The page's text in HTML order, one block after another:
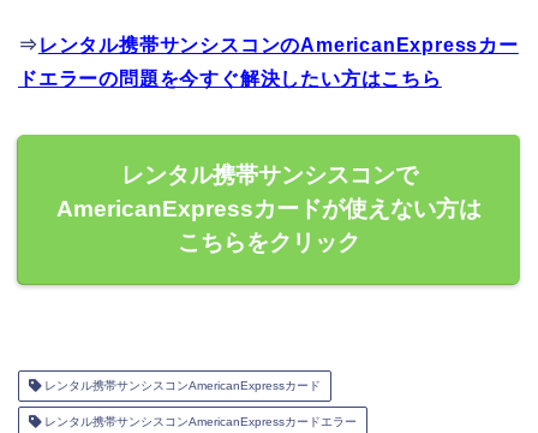
⇒ レンタル携帯サンシスコンのAmericanExpressカー
ドエラーの問題を今すぐ解決したい方はこちら
レンタル携帯サンシスコンで
AmericanExpressカードが使えない方は
こちらをクリック
レンタル携帯サンシスコンAmericanExpressカード
レンタル携帯サンシスコンAmericanExpressカードエラー